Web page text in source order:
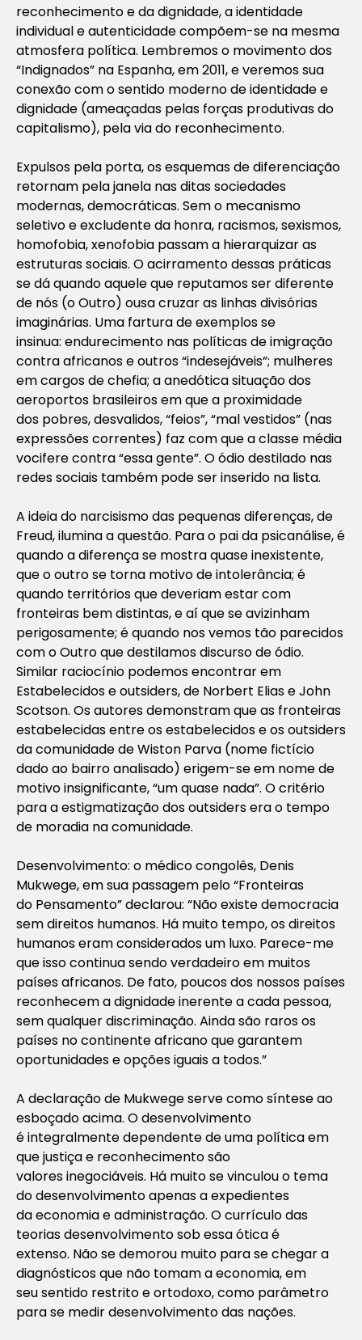
reconhecimento e da dignidade, a identidade
individual e autenticidade compõem-se na mesma
atmosfera política. Lembremos o movimento dos
“Indignados” na Espanha, em 2011, e veremos sua
conexão com o sentido moderno de identidade e
dignidade (ameaçadas pelas forças produtivas do
capitalismo), pela via do reconhecimento.
Expulsos pela porta, os esquemas de diferenciação
retornam pela janela nas ditas sociedades
modernas, democráticas. Sem o mecanismo
seletivo e excludente da honra, racismos, sexismos,
homofobia, xenofobia passam a hierarquizar as
estruturas sociais. O acirramento dessas práticas
se dá quando aquele que reputamos ser diferente
de nós (o Outro) ousa cruzar as linhas divisórias
imaginárias. Uma fartura de exemplos se
insinua: endurecimento nas políticas de imigração
contra africanos e outros “indesejáveis”; mulheres
em cargos de chefia; a anedótica situação dos
aeroportos brasileiros em que a proximidade
dos pobres, desvalidos, “feios”, “mal vestidos” (nas
expressões correntes) faz com que a classe média
vocifere contra “essa gente”. O ódio destilado nas
redes sociais também pode ser inserido na lista.
A ideia do narcisismo das pequenas diferenças, de
Freud, ilumina a questão. Para o pai da psicanálise, é
quando a diferença se mostra quase inexistente,
que o outro se torna motivo de intolerância; é
quando territórios que deveriam estar com
fronteiras bem distintas, e aí que se avizinham
perigosamente; é quando nos vemos tão parecidos
com o Outro que destilamos discurso de ódio.
Similar raciocínio podemos encontrar em
Estabelecidos e outsiders, de Norbert Elias e John
Scotson. Os autores demonstram que as fronteiras
estabelecidas entre os estabelecidos e os outsiders
da comunidade de Wiston Parva (nome fictício
dado ao bairro analisado) erigem-se em nome de
motivo insignificante, “um quase nada”. O critério
para a estigmatização dos outsiders era o tempo
de moradia na comunidade.
Desenvolvimento: o médico congolês, Denis
Mukwege, em sua passagem pelo “Fronteiras
do Pensamento” declarou: “Não existe democracia
sem direitos humanos. Há muito tempo, os direitos
humanos eram considerados um luxo. Parece-me
que isso continua sendo verdadeiro em muitos
países africanos. De fato, poucos dos nossos países
reconhecem a dignidade inerente a cada pessoa,
sem qualquer discriminação. Ainda são raros os
países no continente africano que garantem
oportunidades e opções iguais a todos.”
A declaração de Mukwege serve como síntese ao
esboçado acima. O desenvolvimento
é integralmente dependente de uma política em
que justiça e reconhecimento são
valores inegociáveis. Há muito se vinculou o tema
do desenvolvimento apenas a expedientes
da economia e administração. O currículo das
teorias desenvolvimento sob essa ótica é
extenso. Não se demorou muito para se chegar a
diagnósticos que não tomam a economia, em
seu sentido restrito e ortodoxo, como parâmetro
para se medir desenvolvimento das nações.